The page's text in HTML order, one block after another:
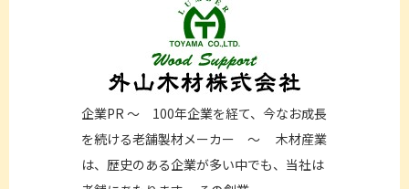
企業PR ～ 100年企業を経て、今なお成長
を続ける老舗製材メーカー ～ 木材産業
は、歴史のある企業が多い中でも、当社は